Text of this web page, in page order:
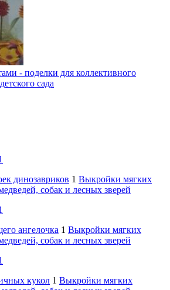
- поделки для коллективного
сада
динозавриков 1 Выкройки мягких
собак и лесных зверей
ангелочка 1 Выкройки мягких
собак и лесных зверей
кукол 1 Выкройки мягких